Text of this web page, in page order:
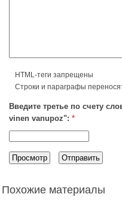
HTML-теги запрещены
Строки и параграфы
Введите третье по счету
vinen vanupoz": *
Похожие материалы